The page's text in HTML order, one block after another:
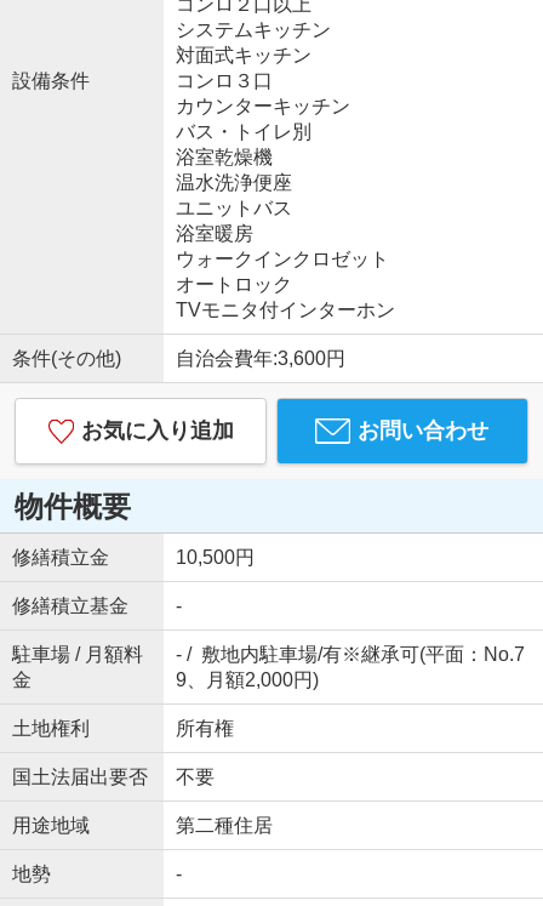
設備条件
コンロ２口以上
システムキッチン
対面式キッチン
コンロ３口
カウンターキッチン
バス・トイレ別
浴室乾燥機
温水洗浄便座
ユニットバス
浴室暖房
ウォークインクロゼット
オートロック
TVモニタ付インターホン
条件(その他) 自治会費年:3,600円
お気に入り追加 お問い合わせ
物件概要
修繕積立金 10,500円
修繕積立基金 -
駐車場 / 月額料
金
- / 敷地内駐車場/有※継承可(平面：No.7
9、月額2,000円)
土地権利 所有権
国土法届出要否 不要
用途地域 第二種住居
地勢 -